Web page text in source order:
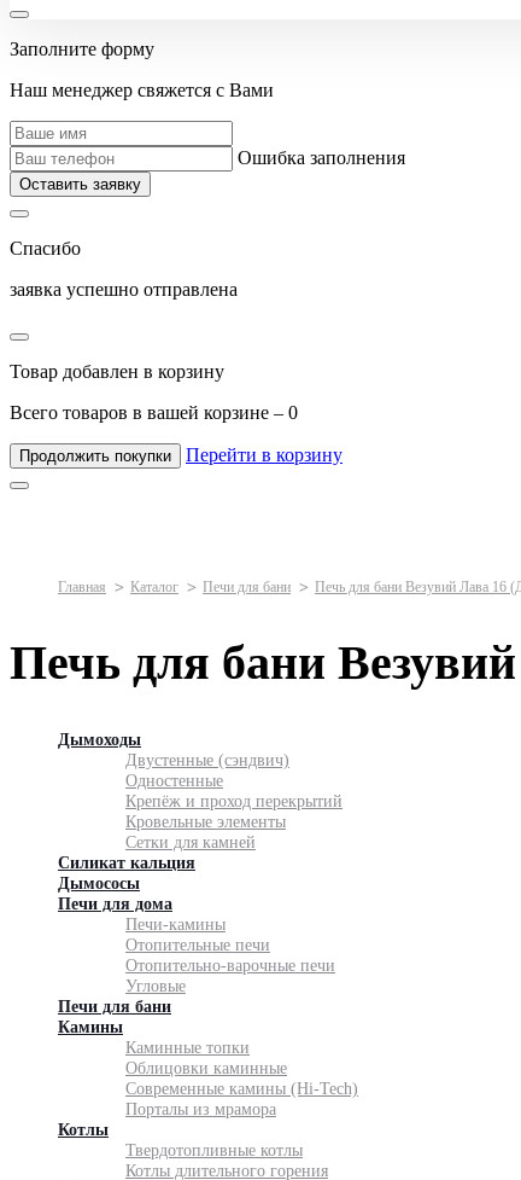
Заполните форму
Наш менеджер свяжется с Вами
Ошибка заполнения
Оставить заявку
Спасибо
заявка успешно отправлена
Товар добавлен в корзину
Всего товаров в вашей корзине – 0
Продолжить покупки Перейти в корзину
Главная Каталог Печи для бани Печь для бани Везувий Лава 16
Печь для бани
Дымоходы
Двустенные (сэндвич)
Одностенные
Крепёж и проход перекрытий
Кровельные элементы
Сетки для камней
Силикат кальция
Дымососы
Печи для дома
Печи-камины
Отопительные печи
Отопительно-варочные печи
Угловые
Печи для бани
Камины
Каминные топки
Облицовки каминные
Современные камины (Hi-Tech)
Порталы из мрамора
Котлы
Твердотопливные котлы
Котлы длительного горения